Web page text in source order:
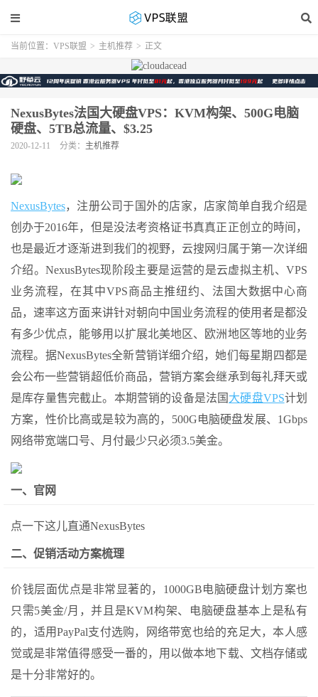
当前位置： VPS联盟 > 主机推荐 > 正文
NexusBytes法国大硬盘VPS：KVM构架、500G电脑
硬盘、5TB总流量、$3.25
2020-12-11 分类： 主机推荐
NexusBytes，注册公司于国外的店家，店家简单自我介绍是
创办于2016年，但是没法考资格证书真真正正创立的時间，
也是最近才逐渐进到我们的视野，云搜网归属于第一次详细
介绍。NexusBytes现阶段主要是运营的是云虚拟主机、VPS
业务流程，在其中VPS商品主推纽约、法国大数据中心商
品，速率这方面来讲针对朝向中国业务流程的使用者是都没
有多少优点，能够用以扩展北美地区、欧洲地区等地的业务
流程。据NexusBytes全新营销详细介绍，她们每星期四都是
会公布一些营销超低价商品，营销方案会继承到每礼拜天或
是库存量售完截止。本期营销的设备是法国 大硬盘VPS计划
方案，性价比高或是较为高的，500G电脑硬盘发展、1Gbps
网络带宽端口号、月付最少只必须3.5美金。
一、官网
点一下这儿直通NexusBytes
二、促销活动方案梳理
价钱层面优点是非常显著的，1000GB电脑硬盘计划方案也
只需5美金/月，并且是KVM构架、电脑硬盘基本上是私有
的，适用PayPal支付选购，网络带宽也给的充足大，本人感
觉或是非常值得感受一番的，用以做本地下载、文档存储或
是十分非常好的。